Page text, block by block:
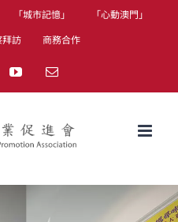
「城市記憶」
「心動澳門」
訪 商務合作
YouTubeEmail